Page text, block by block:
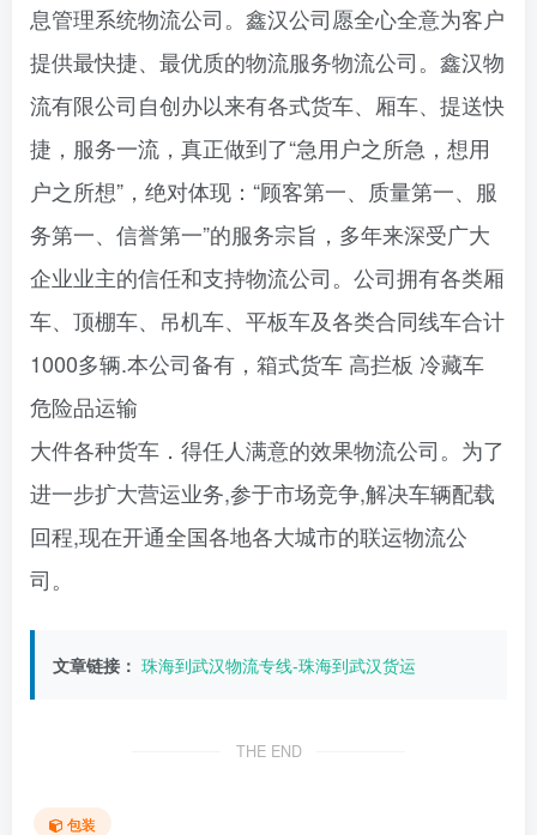
息管理系统物流公司。鑫汉公司愿全心全意为客户
提供最快捷、最优质的物流服务物流公司。鑫汉物
流有限公司自创办以来有各式货车、厢车、提送快
捷，服务一流，真正做到了“急用户之所急，想用
户之所想”，绝对体现：“顾客第一、质量第一、服
务第一、信誉第一”的服务宗旨，多年来深受广大
企业业主的信任和支持物流公司。公司拥有各类厢
车、顶棚车、吊机车、平板车及各类合同线车合计
1000多辆.本公司备有，箱式货车 高拦板 冷藏车
危险品运输
大件各种货车．得任人满意的效果物流公司。为了
进一步扩大营运业务,参于市场竞争,解决车辆配载
回程,现在开通全国各地各大城市的联运物流公
司。
文章链接： 珠海到武汉物流专线-珠海到武汉货运
THE END
包装